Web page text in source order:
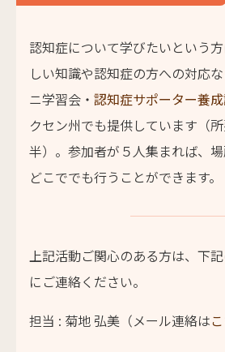
認知症について学びたいという
しい知識や認知症の方への対応
ニ学習会・ 認知症サポーター養
クセン州でも提供しています（
半）。参加者が５人集まれば、
どこででも行うことができます。
上記活動ご関心のある方は、下
にご連絡ください。
担当 : 菊地 弘美（メール連絡は